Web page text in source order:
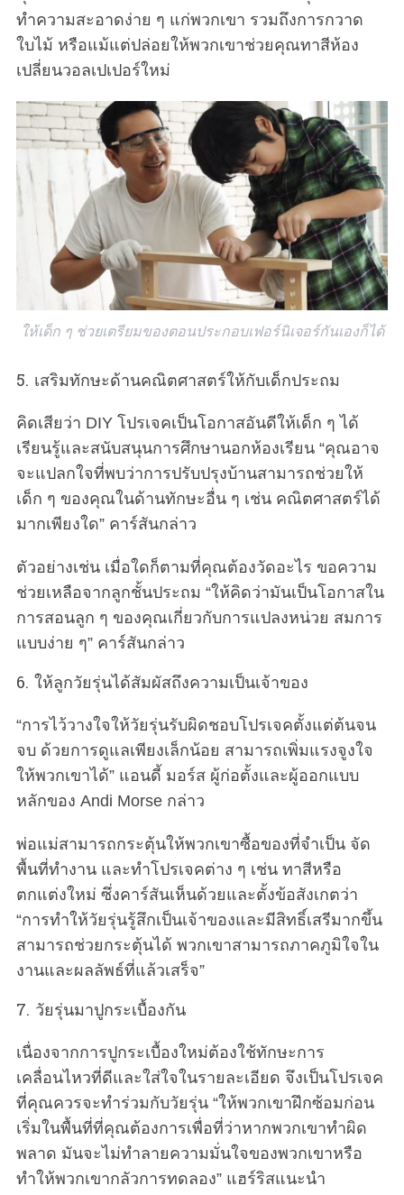
ทำความสะอาดง่าย ๆ แก่พวกเขา รวมถึงการกวาด
ใบไม้ หรือแม้แต่ปล่อยให้พวกเขาช่วยคุณทาสีห้อง
เปลี่ยนวอลเปเปอร์ใหม่
ให้เด็ก ๆ ช่วยเตรียมของตอนประกอบเฟอร์นิเจอร์กันเองก็ได้
5. เสริมทักษะด้านคณิตศาสตร์ให้กับเด็กประถม
คิดเสียว่า DIY โปรเจคเป็นโอกาสอันดีให้เด็ก ๆ ได้
เรียนรู้และสนับสนุนการศึกษานอกห้องเรียน “คุณอาจ
จะแปลกใจที่พบว่าการปรับปรุงบ้านสามารถช่วยให้
เด็ก ๆ ของคุณในด้านทักษะอื่น ๆ เช่น คณิตศาสตร์ได้
มากเพียงใด” คาร์สันกล่าว
ตัวอย่างเช่น เมื่อใดก็ตามที่คุณต้องวัดอะไร ขอความ
ช่วยเหลือจากลูกชั้นประถม “ให้คิดว่ามันเป็นโอกาสใน
การสอนลูก ๆ ของคุณเกี่ยวกับการแปลงหน่วย สมการ
แบบง่าย ๆ” คาร์สันกล่าว
6. ให้ลูกวัยรุ่นได้สัมผัสถึงความเป็นเจ้าของ
“การไว้วางใจให้วัยรุ่นรับผิดชอบโปรเจคตั้งแต่ต้นจน
จบ ด้วยการดูแลเพียงเล็กน้อย สามารถเพิ่มแรงจูงใจ
ให้พวกเขาได้” แอนดี้ มอร์ส ผู้ก่อตั้งและผู้ออกแบบ
หลักของ Andi Morse กล่าว
พ่อแม่สามารถกระตุ้นให้พวกเขาซื้อของที่จำเป็น จัด
พื้นที่ทำงาน และทำโปรเจคต่าง ๆ เช่น ทาสีหรือ
ตกแต่งใหม่ ซึ่งคาร์สันเห็นด้วยและตั้งข้อสังเกตว่า
“การทำให้วัยรุ่นรู้สึกเป็นเจ้าของและมีสิทธิ์เสรีมากขึ้น
สามารถช่วยกระตุ้นได้ พวกเขาสามารถภาคภูมิใจใน
งานและผลลัพธ์ที่แล้วเสร็จ”
7. วัยรุ่นมาปูกระเบื้องกัน
เนื่องจากการปูกระเบื้องใหม่ต้องใช้ทักษะการ
เคลื่อนไหวที่ดีและใส่ใจในรายละเอียด จึงเป็นโปรเจค
ที่คุณควรจะทำร่วมกับวัยรุ่น “ให้พวกเขาฝึกซ้อมก่อน
เริ่มในพื้นที่ที่คุณต้องการเพื่อที่ว่าหากพวกเขาทำผิด
พลาด มันจะไม่ทำลายความมั่นใจของพวกเขาหรือ
ทำให้พวกเขากลัวการทดลอง” แฮร์ริสแนะนำ